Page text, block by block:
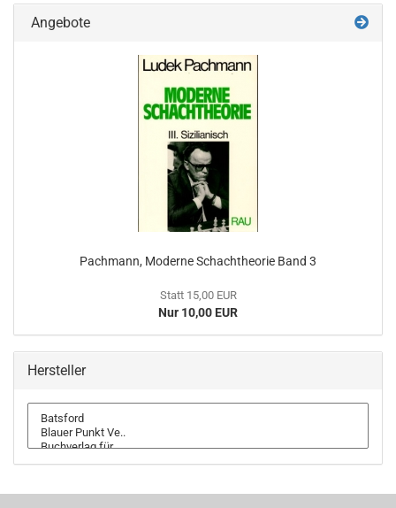
Angebote
Pachmann, Moderne Schachtheorie Band 3
Statt 15,00 EUR
Nur 10,00 EUR
Hersteller